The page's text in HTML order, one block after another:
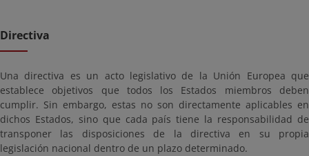
Directiva
Una directiva es un acto legislativo de la Unión Europea que
establece objetivos que todos los Estados miembros deben
cumplir. Sin embargo, estas no son directamente aplicables en
dichos Estados, sino que cada país tiene la responsabilidad de
transponer las disposiciones de la directiva en su propia
legislación nacional dentro de un plazo determinado.